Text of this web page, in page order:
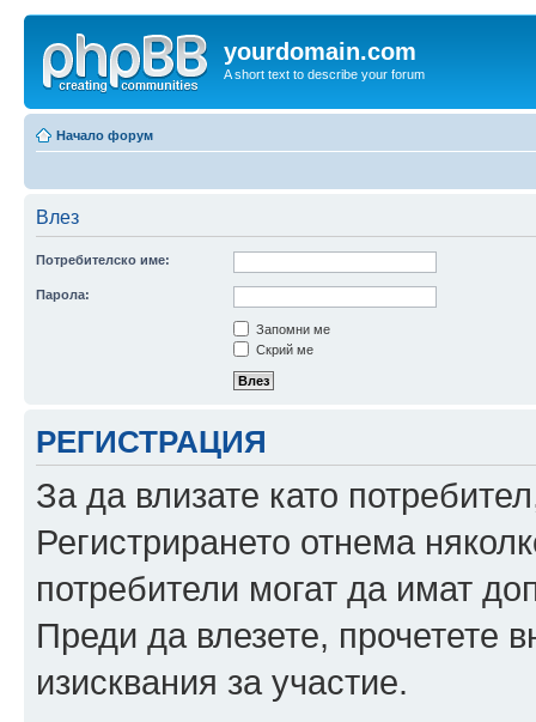
yourdomain.com
A short text to describe your forum
Начало форум
Влез
Потребителско име:
Парола:
Запомни ме
Скрий ме
РЕГИСТРАЦИЯ
За да влизате като
Регистрирането отнема
потребители могат да имат
Преди да влезете, прочетете
изисквания за участие.